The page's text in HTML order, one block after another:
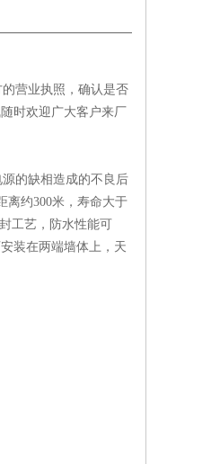
营业执照，确认是否
时欢迎广大客户来厂
的缺相造成的不良后
离约300米，寿命大于
工艺，防水性能可
装在两端墙体上，天